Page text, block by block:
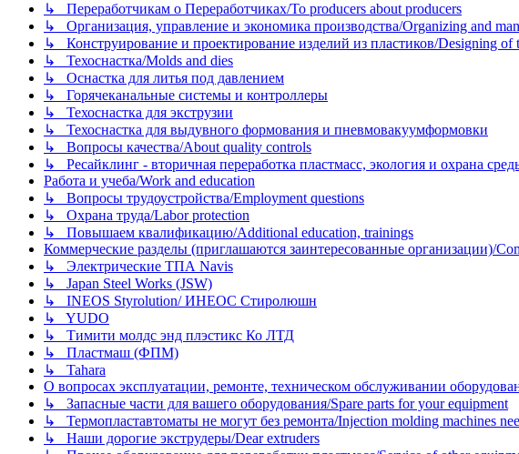
↳ Переработчикам о Переработчиках/To producers about producers
↳ Организация, управление и экономика производства/Organizing and
↳ Конструирование и проектирование изделий из пластиков/Designing of
↳ Техоснастка/Molds and dies
↳ Оснастка для литья под давлением
↳ Горячеканальные системы и контроллеры
↳ Техоснастка для экструзии
↳ Техоснастка для выдувного формования и пневмовакуумформовки
↳ Вопросы качества/About quality controls
↳ Ресайклинг - вторичная переработка пластмасс, экология и охрана
Работа и учеба/Work and education
↳ Вопросы трудоустройства/Employment questions
↳ Охрана труда/Labor protection
↳ Повышаем квалификацию/Additional education, trainings
Коммерческие разделы (приглашаются заинтересованные организации)/
↳ Электрические ТПА Navis
↳ Japan Steel Works (JSW)
↳ INEOS Styrolution/ ИНЕОС Стиролюшн
↳ YUDO
↳ Тимити молдс энд плэстикс Ко ЛТД
↳ Пластмаш (ФПМ)
↳ Tahara
О вопросах эксплуатации, ремонте, техническом обслуживании
↳ Запасные части для вашего оборудования/Spare parts for your equipment
↳ Термопластавтоматы не могут без ремонта/Injection molding machines
↳ Наши дорогие экструдеры/Dear extruders